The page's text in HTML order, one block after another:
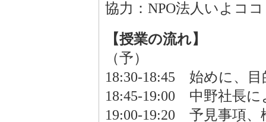
協力：NPO法人いよコ
【授業の流れ】
（予）
18:30-18:45 始めに、
18:45-19:00 中野社長
19:00-19:20 予見事項